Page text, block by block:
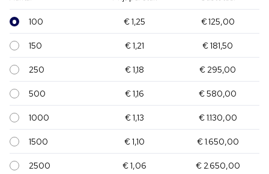
100 € 1,25 € 125,00
150 € 1,21 € 181,50
250 € 1,18 € 295,00
500 € 1,16 € 580,00
1000 € 1,13 € 1.130,00
1500 € 1,10 € 1.650,00
2500 € 1,06 € 2.650,00